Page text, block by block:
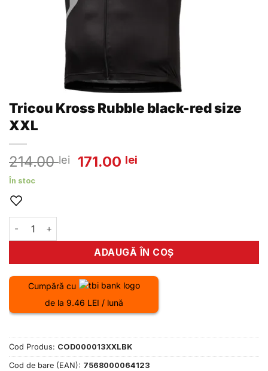
Tricou Kross Rubble black-red size
XXL
214.00lei
Prețul
171.00 lei
În stoc
Cantitate Tricou Kross Rubble black-red size XXL
ADAUGĂ ÎN COȘ
Cumpără cu
de la 9.46 LEI / lună
Cod Produs: COD000013XXLBK
Cod de bare (EAN): 7568000064123